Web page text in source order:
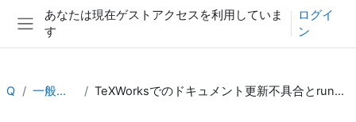
メインコンテンツへスキップする
サイドパネル
あなたは現在ゲストアクセスを利用していま
す
ログイ
ン
QA 一般フォーラム TeXWorksでのドキュメント更新不具合とrunscriptのエラーポップアップについて